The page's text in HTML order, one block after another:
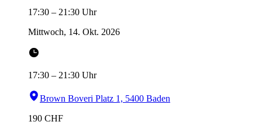
17:30 – 21:30 Uhr
Mittwoch, 14. Okt. 2026
17:30 – 21:30 Uhr
Brown Boveri Platz 1, 5400 Baden
190 CHF